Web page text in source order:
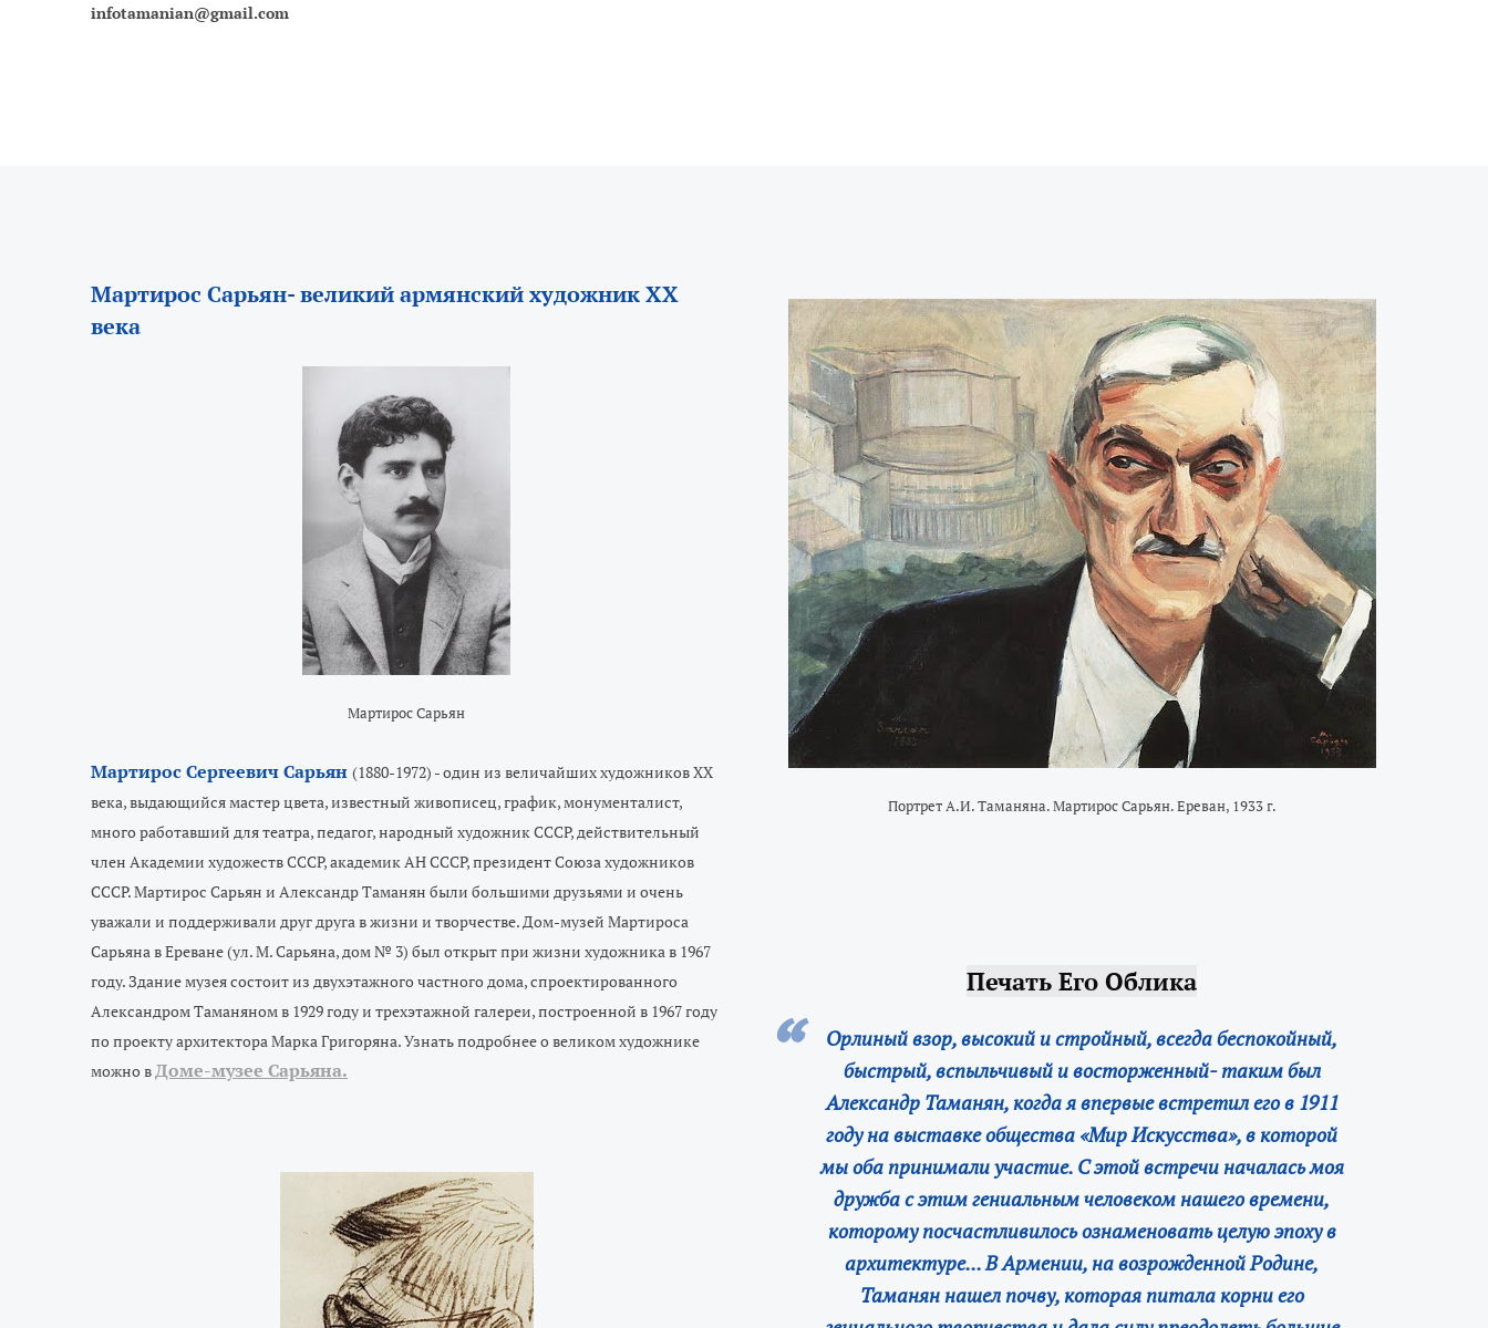
infotamanian@gmail.com
Мартирос Сарьян- великий армянский художник ХХ
века
Мартирос Сарьян
Мартирос Сергеевич Сарьян (1880-1972) - один из величайших художников ХХ
века, выдающийся мастер цвета, известный живописец, график, монументалист,
много работавший для театра, педагог, народный художник СССР, действительный
член Академии художеств СССР, академик АН СССР, президент Союза художников
СССР.Мартирос Сарьян и Александр Таманян были большими друзьями и очень
уважали и поддерживали друг друга в жизни и творчестве. Дом-музей Мартироса
Сарьяна в Ереване (ул. М. Сарьяна, дом № 3) был открыт при жизни художника в 1967
году. Здание музея состоит из двухэтажного частного дома, спроектированного
Александром Таманяном в 1929 году и трехэтажной галереи, построенной в 1967 году
по проекту архитектора Марка Григоряна.Узнать подробнее о великом художнике
можно вДоме-музее Сарьяна.
Портрет А.И. Таманяна. Мартирос Сарьян. Ереван, 1933 г.
Печать Его Облика
Орлиный взор, высокий и стройный, всегда беспокойный,
быстрый, вспыльчивый и восторженный- таким был
Александр Таманян, когда я впервые встретил его в 1911
году на выставке общества «Мир Искусства», в которой
мы оба принимали участие. С этой встречи началась моя
дружба с этим гениальным человеком нашего времени,
которому посчастливилось ознаменовать целую эпоху в
архитектуре... В Армении, на возрожденной Родине,
Таманян нашел почву, которая питала корни его